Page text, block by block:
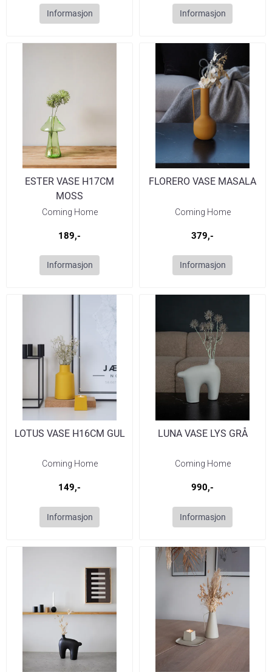
Informasjon Informasjon
ESTER VASE H17CM
MOSS
Coming Home
189,-
Informasjon
FLORERO VASE MASALA
Coming Home
379,-
Informasjon
LOTUS VASE H16CM GUL
Coming Home
149,-
Informasjon
LUNA VASE LYS GRÅ
Coming Home
990,-
Informasjon